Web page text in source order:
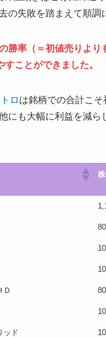
の失敗を踏まえて順調
勝率（＝初値売りよ
ことができました。
ロ は銘柄での合計こ
にも大幅に利益を減
Ｄ
ッド